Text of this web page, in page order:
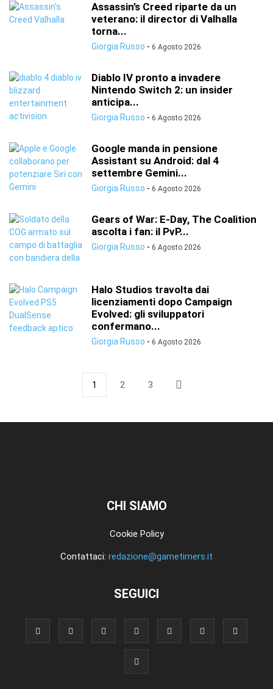
Assassin’s Creed riparte da un
veterano: il director di Valhalla
torna...
Giorgia Russo - 6 Agosto 2026
Diablo IV pronto a invadere
Nintendo Switch 2: un insider
anticipa...
Giorgia Russo - 6 Agosto 2026
Google manda in pensione
Assistant su Android: dal 4
settembre Gemini...
Giorgia Russo - 6 Agosto 2026
Gears of War: E-Day, The Coalition
ascolta i fan: il PvP...
Giorgia Russo - 6 Agosto 2026
Halo Studios travolta dai
licenziamenti dopo Campaign
Evolved: gli sviluppatori
confermano...
Giorgia Russo - 6 Agosto 2026
1 2 3
CHI SIAMO
Cookie Policy
Contattaci: redazione@gametimers.it
SEGUICI